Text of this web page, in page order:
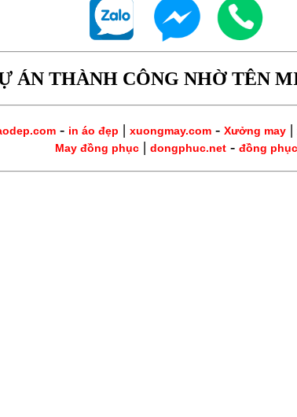
ÁN THÀNH CÔNG NHỜ TÊN
- in áo đẹp | xuongmay.com - Xưởng may |
May đồng phục| dongphuc.net- đồng phục